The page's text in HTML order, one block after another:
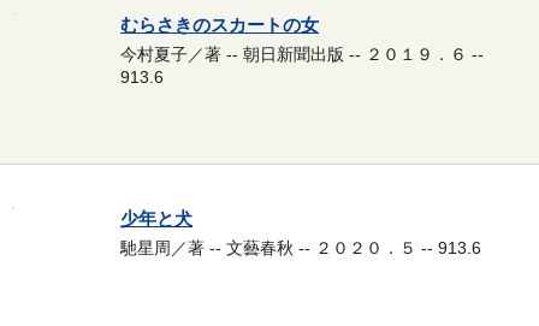
むらさきのスカートの女
今村夏子／著 -- 朝日新聞出版 -- ２０１９．６ --
913.6
少年と犬
馳星周／著 -- 文藝春秋 -- ２０２０．５ -- 913.6